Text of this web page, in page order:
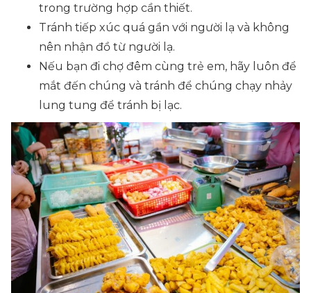
trong trường hợp cần thiết.
Tránh tiếp xúc quá gần với người lạ và không
nên nhận đồ từ người lạ.
Nếu bạn đi chợ đêm cùng trẻ em, hãy luôn để
mắt đến chúng và tránh để chúng chạy nhảy
lung tung để tránh bị lạc.